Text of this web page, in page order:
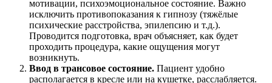
мотивации, психоэмоциональное состояние. Важно
исключить противопоказания к гипнозу (тяжёлые
психические расстройства, эпилепсию и т.д.).
Проводится подготовка, врач объясняет, как будет
проходить процедура, какие ощущения могут
возникнуть.
Ввод в трансовое состояние. Пациент удобно
располагается в кресле или на кушетке, расслабляется.